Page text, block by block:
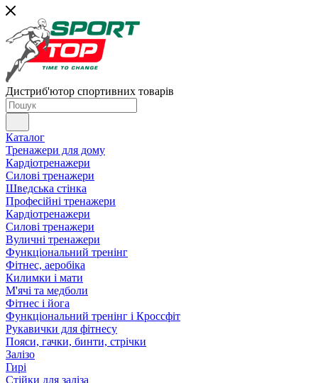
Дистриб'ютор спортивних товарів
Каталог
Тренажери для дому
Кардіотренажери
Силові тренажери
Шведська стінка
Професійні тренажери
Кардіотренажери
Силові тренажери
Вуличні тренажери
Функціональний тренінг
Фітнес, аеробіка
Килимки і мати
М'ячі та медболи
Фітнес і йога
Функціональний тренінг і Кроссфіт
Рукавички для фітнесу
Пояси, гачки, бинти, стрічки
Залізо
Гирі
Стійки для заліза